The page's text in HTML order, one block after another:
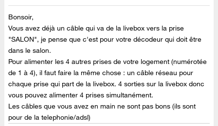
Bonsoir,
Vous avez déjà un câble qui va de la livebox vers la prise
"SALON", je pense que c'est pour votre décodeur qui doit être
dans le salon.
Pour alimenter les 4 autres prises de votre logement (numérotée
de 1 à 4), il faut faire la même chose : un câble réseau pour
chaque prise qui part de la livebox. 4 sorties sur la livebox donc
vous pouvez alimenter 4 prises simultanément.
Les câbles que vous avez en main ne sont pas bons (ils sont
pour de la telephonie/adsl)